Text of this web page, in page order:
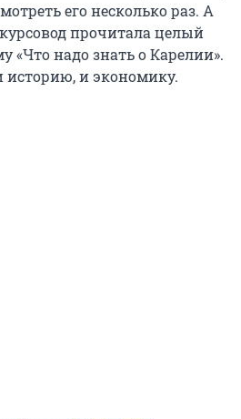
его несколько раз. А
прочитала целый
«Что надо знать о Карелии».
историю, и экономику.